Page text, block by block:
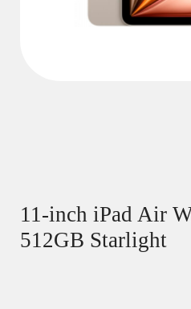
11-inch iPad Air
512GB Starlight